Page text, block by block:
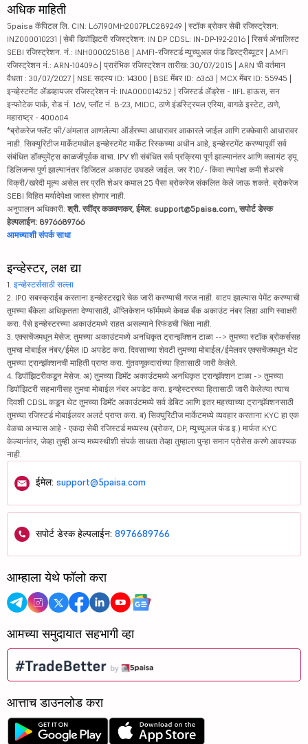
अधिक माहिती
5paisa कॅपिटल लि. CIN: L67190MH2007PLC289249 | स्टॉक ब्रोकर सेबी रजिस्ट्रेशन:
INZ000010231 | सेबी डिपॉझिटरी रजिस्ट्रेशन: IN DP CDSL: IN-DP-192-2016 | रिसर्च ॲनालिस्ट
SEBI रजिस्ट्रेशन. नं.: INH000025188 | AMFI-रजिस्टर्ड म्युच्युअल फंड डिस्ट्रीब्यूटर | AMFI
रजिस्ट्रेशन नं.: ARN-104096 | प्रारंभिक रजिस्ट्रेशन तारीख: 30/07/2015 | ARN ची वर्तमान
वैधता : 30/07/2027 | NSE सदस्य ID: 14300 | BSE मेंबर ID: 6363 | MCX मेंबर ID: 55945 |
इन्व्हेस्टमेंट ॲडव्हायजर रजिस्ट्रेशन नं: INA000014252 | रजिस्टर्ड ॲड्रेस - IIFL हाऊस, सन
इन्फोटेक पार्क, रोड नं. 16V, प्लॉट नं. B-23, MIDC, ठाणे इंडस्ट्रियल एरिया, वागळे इस्टेट, ठाणे,
महाराष्ट्र - 400604
*ब्रोकरेज फ्लॅट फी/अंमलात आणलेल्या ऑर्डरच्या आधारावर आकारले जाईल आणि टक्केवारी आधारावर
नाही. सिक्युरिटीज मार्केटमधील इन्व्हेस्टमेंट मार्केट रिस्कच्या अधीन आहे, इन्व्हेस्टमेंट करण्यापूर्वी सर्व
संबंधित डॉक्युमेंट्स काळजीपूर्वक वाचा. IPV शी संबंधित सर्व प्रक्रिया पूर्ण झाल्यानंतर आणि क्लायंट ड्यू
डिलिजन्स पूर्ण झाल्यानंतर डिजिटल अकाउंट उघडले जाईल. जर ₹10/- किंवा त्यापेक्षा कमी शेअरचे
विक्री/खरेदी मूल्य असेल तर प्रति शेअर कमाल 25 पैसा ब्रोकरेज संकलित केले जाऊ शकते. ब्रोकरेज
SEBI विहित मर्यादेपेक्षा जास्त होणार नाही.
अनुपालन अधिकारी: श्री. रवींद्र कळवणकर, ईमेल: support@5paisa.com, सपोर्ट डेस्क
हेल्पलाईन: 8976689766
आमच्याशी संपर्क साधा
इन्व्हेस्टर, लक्ष द्या
1. इन्व्हेस्टर्ससाठी सल्ला
2. IPO सबस्क्राईब करताना इन्व्हेस्टरद्वारे चेक जारी करण्याची गरज नाही. वाटप झाल्यास पेमेंट करण्याची
तुमच्या बँकेला अधिकृतता देण्यासाठी, ॲप्लिकेशन फॉर्ममध्ये केवळ बँक अकाउंट नंबर लिहा आणि स्वाक्षरी
करा. पैसे इन्व्हेस्टरच्या अकाउंटमध्ये राहत असल्याने रिफंडची चिंता नाही.
3. एक्सचेंजमधून मेसेज: तुमच्या अकाउंटमध्ये अनधिकृत ट्रान्झॅक्शन टाळा --> तुमच्या स्टॉक ब्रोकर्ससह
तुमचा मोबाईल नंबर/ईमेल ID अपडेट करा. दिवसाच्या शेवटी तुमच्या मोबाईल/ईमेलवर एक्सचेंजमधून थेट
तुमच्या ट्रान्झॅक्शनची माहिती प्राप्त करा. गुंतवणूकदारांच्या हितासाठी जारी केलेले.
4. डिपॉझिटरीकडून मेसेज: अ) तुमच्या डिमॅट अकाउंटमध्ये अनधिकृत ट्रान्झॅक्शन टाळा -> तुमच्या
डिपॉझिटरी सहभागीसह तुमचा मोबाईल नंबर अपडेट करा. इन्व्हेस्टरच्या हितासाठी जारी केलेल्या त्याच
दिवशी CDSL कडून थेट तुमच्या डिमॅट अकाउंटमध्ये सर्व डेबिट आणि इतर महत्त्वाच्या ट्रान्झॅक्शनसाठी
तुमच्या रजिस्टर्ड मोबाईलवर अलर्ट प्राप्त करा. ब) सिक्युरिटीज मार्केटमध्ये व्यवहार करताना KYC हा एक
वेळचा अभ्यास आहे - एकदा सेबी रजिस्टर्ड मध्यस्थ (ब्रोकर, DP, म्युच्युअल फंड इ.) मार्फत KYC
केल्यानंतर, जेव्हा तुम्ही अन्य मध्यस्थीशी संपर्क साधता तेव्हा तुम्हाला पुन्हा समान प्रोसेस करणे आवश्यक
नाही.
ईमेल: support@5paisa.com
सपोर्ट डेस्क हेल्पलाईन: 8976689766
आम्हाला येथे फॉलो करा
आमच्या समुदायात सहभागी व्हा
आत्ताच डाउनलोड करा